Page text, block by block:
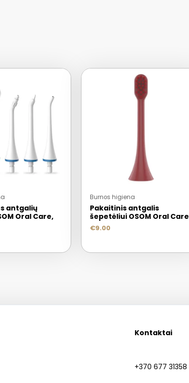
antgalių
Oral Care,
Burnos higiena
Pakaitinis antgalis
šepetėliui OSOM Oral Care
€9.00
Kontaktai
+370 677 31358